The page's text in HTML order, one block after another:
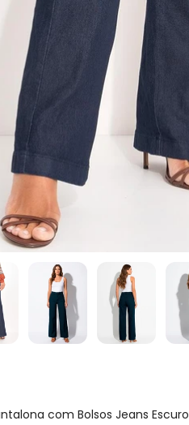
com Bolsos Jeans Escuro